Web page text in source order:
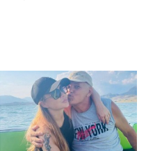
летних месяца только по